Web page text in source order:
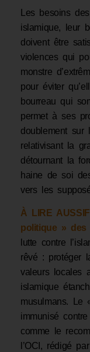
Les besoins
islamique, leur
doivent être
violences qui
monstre
pour éviter
bourreau qui
permet à ses
doublement sur
relativisant la
détournant la
haine de soi
vers les
À LIRE AUSSI
politique » des
lutte contre
rêvé : protéger
valeurs locales
islamique
musulmans. Le
immunisé
comme le
l’OCI, rédigé